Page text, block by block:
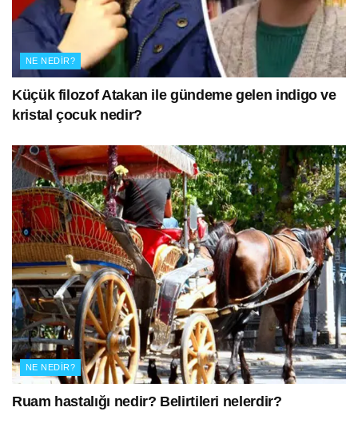
NE NEDIR?
Küçük filozof Atakan ile gündeme gelen indigo ve
kristal çocuk nedir?
NE NEDIR?
Ruam hastalığı nedir? Belirtileri nelerdir?